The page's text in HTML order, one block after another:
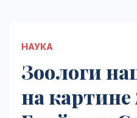
НАУКА
Зоологи
на